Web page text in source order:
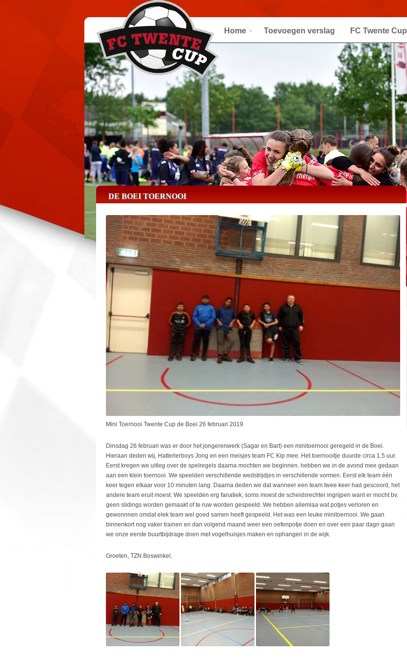
Home Toevoegen verslag FC Twente Cup
DE BOEI TOERNOOI
Mini Toernooi Twente Cup de Boei 26 februari 2019
Dinsdag 26 februari was er door het jongerenwerk (Sagar en Bart) een minitoernooi geregeld in de Boei.
Hieraan deden wij, Hatterlerboys Jong en een meisjes team FC Kip mee. Het toernooitje duurde circa 1,5 uur.
Eerst kregen we uitleg over de spelregels daarna mochten we beginnen. hebben we in de avond mee gedaan
aan een klein toernooi. We speelden verschillende wedstrijdjes in verschillende vormen. Eerst elk team één
keer tegen elkaar voor 10 minuten lang. Daarna deden we dat wanneer een team twee keer had gescoord, het
andere team eruit moest. We speelden erg fanatiek, soms moest de scheidsrechter ingrijpen want er mocht bv.
geen slidings worden gemaakt of te ruw worden gespeeld. We hebben allemlaa wat potjes verloren en
gewonnnen omdat elek team wel goed samen heeft gespeeld. Het was een leuke minitoernooi. We gaan
binnenkort nog vaker trainen en dan volgend maand weer een oefenpotje doen en over een paar dagn gaan
we onze eerste buurtbijdrage doen met vogelhuisjes maken en ophangen in de wijk.
Groeten, TZN Boswinkel.